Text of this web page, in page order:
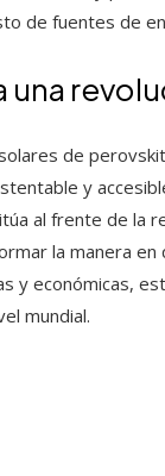
de fuentes de
una
de
y
al frente de la
la manera
y económicas,
mundial.